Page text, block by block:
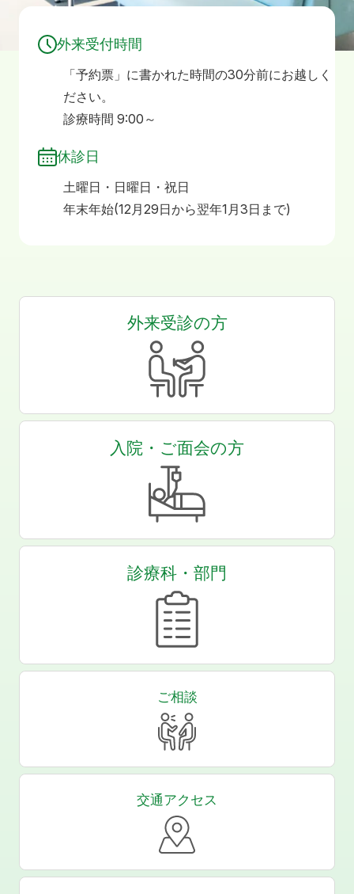
外来受付時間
「予約票」に書かれた時間の30分前にお越しく
ださい。
診療時間 9:00～
休診日
土曜日・日曜日・祝日
年末年始(12月29日から翌年1月3日まで)
外来受診の方
入院・ご面会の方
診療科・部門
ご相談
交通アクセス